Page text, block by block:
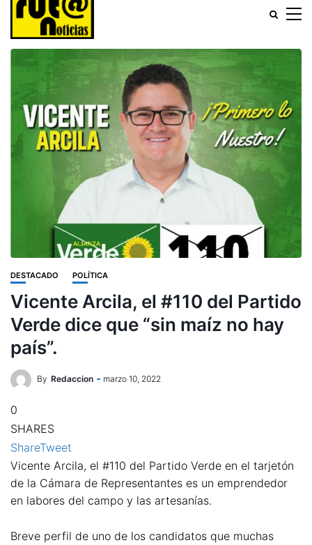
DESTACADO POLÍTICA
Vicente Arcila, el #110 del Partido
Verde dice que “sin maíz no hay
país”.
By Redaccion marzo 10, 2022
0
SHARES
ShareTweet
Vicente Arcila, el #110 del Partido Verde en el tarjetón
de la Cámara de Representantes es un emprendedor
en labores del campo y las artesanías.
Breve perfil de uno de los candidatos que muchas